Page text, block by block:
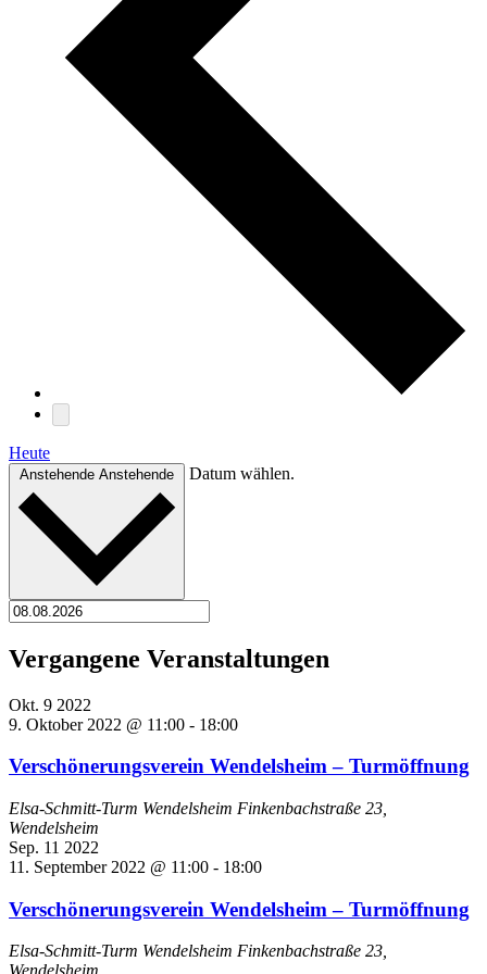
Heute
Anstehende Anstehende Datum wählen.
Vergangene Veranstaltungen
Okt. 9 2022
9. Oktober 2022 @ 11:00 - 18:00
Verschönerungsverein Wendelsheim – Turmöffnung
Elsa-Schmitt-Turm Wendelsheim Finkenbachstraße 23,
Wendelsheim
Sep. 11 2022
11. September 2022 @ 11:00 - 18:00
Verschönerungsverein Wendelsheim – Turmöffnung
Elsa-Schmitt-Turm Wendelsheim Finkenbachstraße 23,